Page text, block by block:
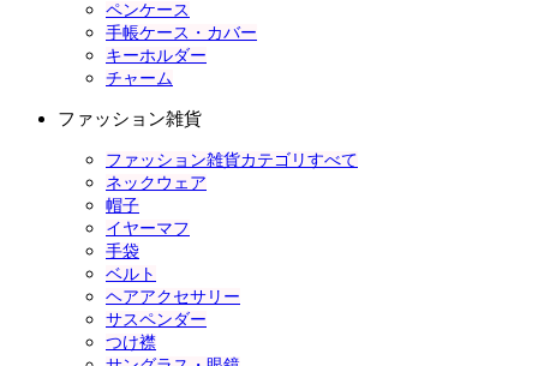
ペンケース
手帳ケース・カバー
キーホルダー
チャーム
ファッション雑貨
ファッション雑貨カテゴリすべて
ネックウェア
帽子
イヤーマフ
手袋
ベルト
ヘアアクセサリー
サスペンダー
つけ襟